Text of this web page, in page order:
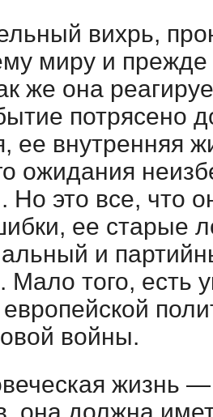
вихрь,
миру и прежде
же она
потрясено
ее внутренняя
ожидания
Но это все, что
ее старые
и
того, есть
войны.
жизнь